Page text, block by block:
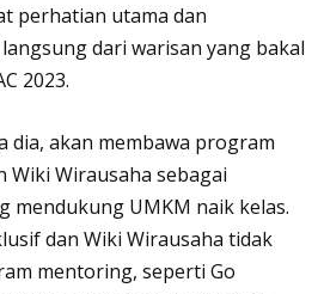
perhatian utama dan
dari warisan yang bakal
2023.
dia, akan membawa program
Wirausaha sebagai
mendukung UMKM naik kelas.
dan Wiki Wirausaha tidak
mentoring, seperti Go